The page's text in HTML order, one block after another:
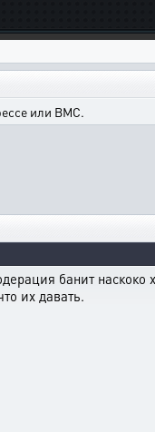
или ВМС.
банит
их давать.